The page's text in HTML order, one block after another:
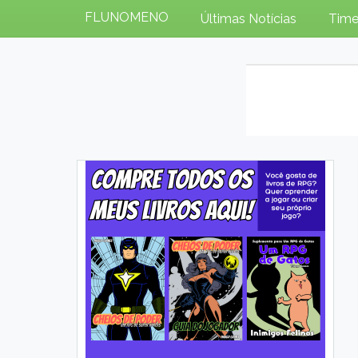
FLUNOMENO Últimas Notícias